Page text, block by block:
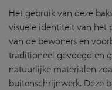
Het gebruik van deze
visuele identiteit van het
van de bewoners en
traditioneel gevoegd en
natuurlijke materialen
buitenschrijnwerk. Deze